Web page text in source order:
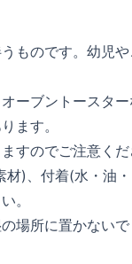
ものです。幼児
ーブントースタ
ます。
すのでご注意くだ
)、付着(水・油
。
場所に置かない